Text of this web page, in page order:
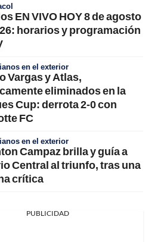
EN VIVO HOY 8 de agosto
horarios y programación
en el exterior
Vargas y Atlas,
eliminados en la
Cup: derrota 2-0 con
FC
en el exterior
Campaz brilla y guía a
Central al triunfo, tras una
crítica
PUBLICIDAD